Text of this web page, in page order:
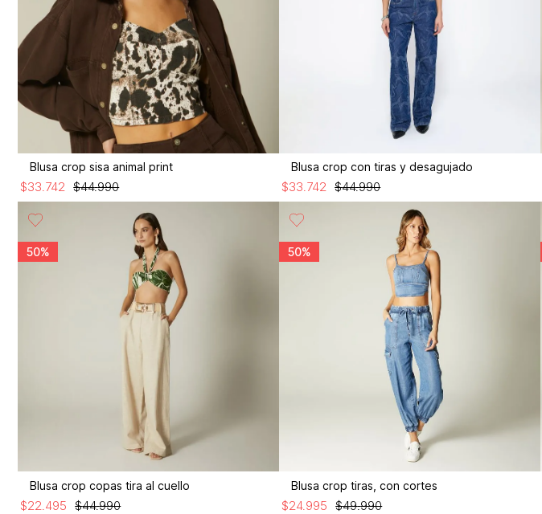
Blusa crop sisa animal print
$44.990
$33.742
Blusa crop con tiras y desagujado
$44.990
$33.742
50%
Blusa crop copas tira al cuello
$44.990
$22.495
50%
Blusa crop tiras, con cortes
$49.990
$24.995